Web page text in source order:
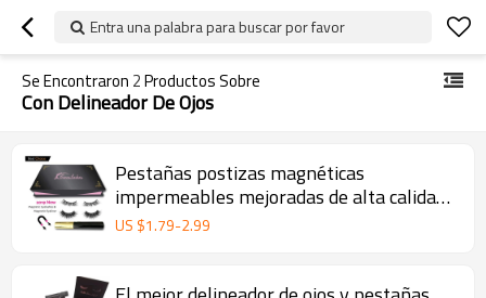
Entra una palabra para buscar por favor
Se Encontraron 2Productos Sobre
Con Delineador De Ojos
Pestañas postizas magnéticas
impermeables mejoradas de alta calidad
con delineador de ojos líquido magnético
US $1.79-2.99